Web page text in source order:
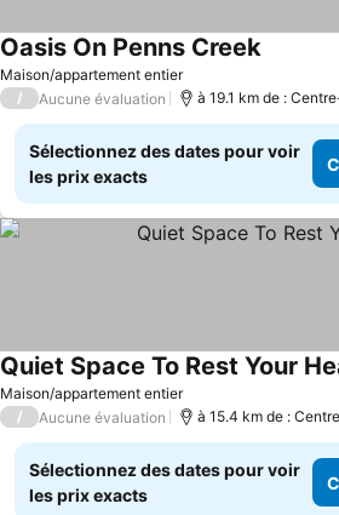
Maison/appartement entier
Oasis On Penns Creek
/ Aucune évaluation à 19.1 km de :
Sélectionnez des dates pour voir
les prix exacts
Maison/appartement entier
Quiet Space To Rest Your
/ Aucune évaluation à 15.4 km de :
Sélectionnez des dates pour voir
les prix exacts